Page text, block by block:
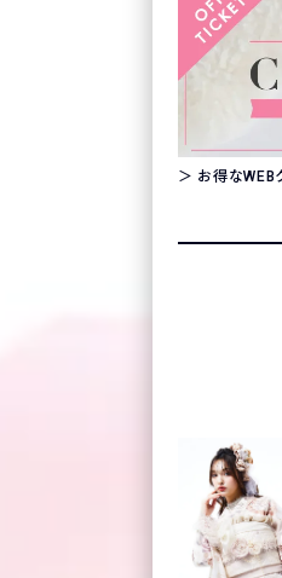
＞ お得なWEB